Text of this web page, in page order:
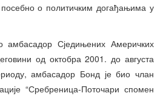
о политичким догађањима у
Сједињених Америчких
од октобра 2001. до августа
амбасадор Бонд је био члан
“Сребреница-Поточари спомен